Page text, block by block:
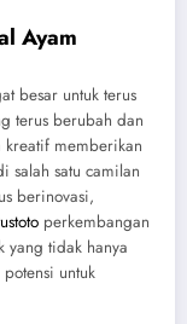
Ayam
besar untuk terus
terus berubah dan
kreatif memberikan
salah satu camilan
berinovasi,
perkembangan
yang tidak hanya
untuk